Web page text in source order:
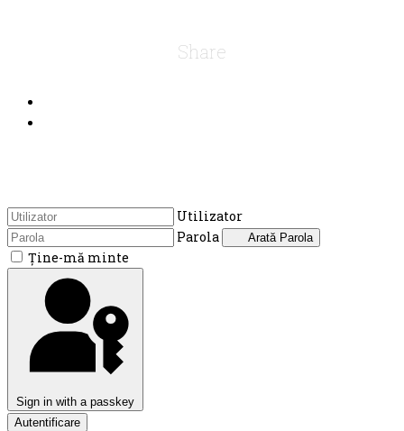
Share
Utilizator
Parola
Arată Parola
Ţine-mă minte
Sign in with a passkey
Autentificare